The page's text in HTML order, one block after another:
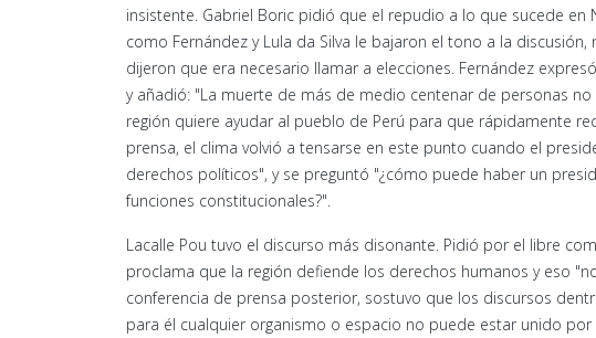
insistente. Gabriel Boric pidió que el repudio a lo que sucede
como Fernández y Lula da Silva le bajaron el tono a la
dijeron que era necesario llamar a elecciones. Fernández
y añadió: "La muerte de más de medio centenar de personas
región quiere ayudar al pueblo de Perú para que rápidamente
prensa, el clima volvió a tensarse en este punto cuando el
derechos políticos", y se preguntó "¿cómo puede haber un
funciones constitucionales?".
Lacalle Pou tuvo el discurso más disonante. Pidió por el libre
proclama que la región defiende los derechos humanos y eso
conferencia de prensa posterior, sostuvo que los discursos
para él cualquier organismo o espacio no puede estar unido